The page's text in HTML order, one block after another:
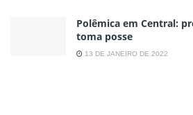
Polêmica em Central:
toma posse
13 DE JANEIRO DE 2022